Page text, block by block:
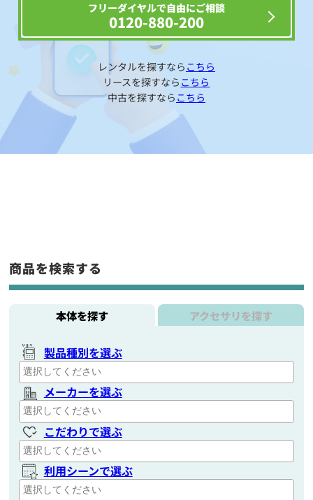
フリーダイヤルで自由にご相談
0120-880-200
レンタルを探すなら こちら
リースを探すなら こちら
中古を探すなら こちら
商品を検索する
本体を探す アクセサリを探す
製品種別を選ぶ
メーカーを選ぶ
こだわりで選ぶ
利用シーンで選ぶ